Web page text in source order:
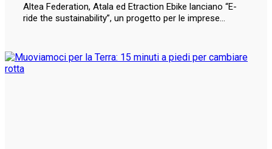
Altea Federation, Atala ed Etraction Ebike lanciano “E-
ride the sustainability”, un progetto per le imprese…